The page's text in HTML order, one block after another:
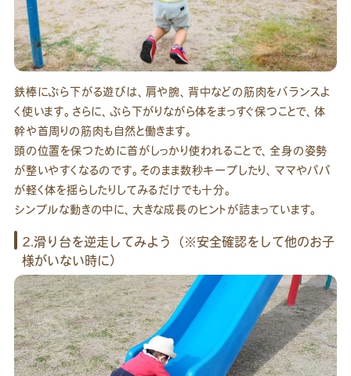
鉄棒にぶら下がる遊びは、肩や腕、背中などの筋肉をバランスよ
く使います。さらに、ぶら下がりながら体をまっすぐ保つことで、体
幹や首周りの筋肉も自然と働きます。
頭の位置を保つために首がしっかり使われることで、全身の姿勢
が整いやすくなるのです。そのまま数秒キープしたり、ママやパパ
が軽く体を揺らしたりしてみるだけでも十分。
シンプルな動きの中に、大きな成長のヒントが詰まっています。
2.滑り台を逆走してみよう（※安全確認をして他のお子
様がいない時に）